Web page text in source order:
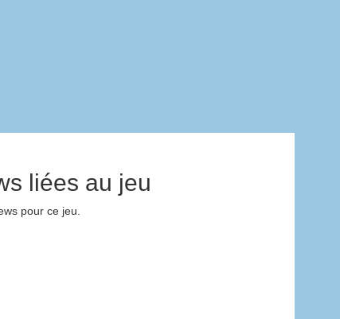
liées au jeu
pour ce jeu.